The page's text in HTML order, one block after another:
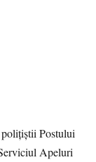
Postului
Apeluri